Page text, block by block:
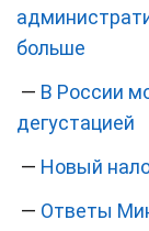
больше
— В России
дегустацией
— Новый
— Ответы